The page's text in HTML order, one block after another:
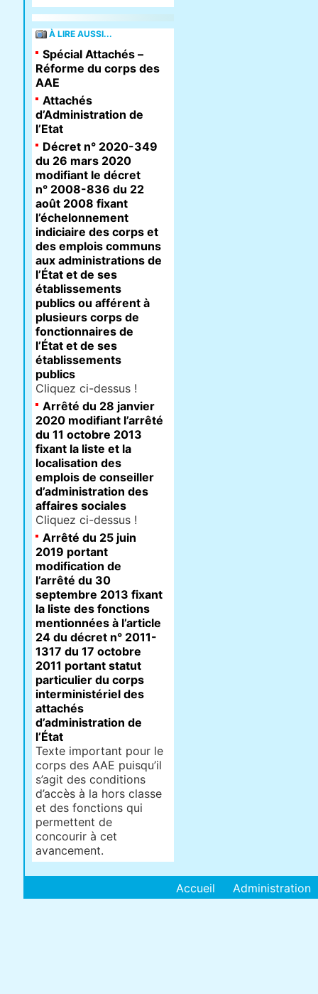
À LIRE AUSSI...
Spécial Attachés –
Réforme du corps des
AAE
Attachés
d’Administration de
l’Etat
Décret n° 2020-349
du 26 mars 2020
modifiant le décret
n° 2008-836 du 22
août 2008 fixant
l’échelonnement
indiciaire des corps et
des emplois communs
aux administrations de
l’État et de ses
établissements
publics ou afférent à
plusieurs corps de
fonctionnaires de
l’État et de ses
établissements
publics
Cliquez ci-dessus !
Arrêté du 28 janvier
2020 modifiant l’arrêté
du 11 octobre 2013
fixant la liste et la
localisation des
emplois de conseiller
d’administration des
affaires sociales
Cliquez ci-dessus !
Arrêté du 25 juin
2019 portant
modification de
l’arrêté du 30
septembre 2013 fixant
la liste des fonctions
mentionnées à l’article
24 du décret n° 2011-
1317 du 17 octobre
2011 portant statut
particulier du corps
interministériel des
attachés
d’administration de
l’État
Texte important pour le
corps des AAE puisqu’il
s’agit des conditions
d’accès à la hors classe
et des fonctions qui
permettent de
concourir à cet
avancement.
Accueil Administration